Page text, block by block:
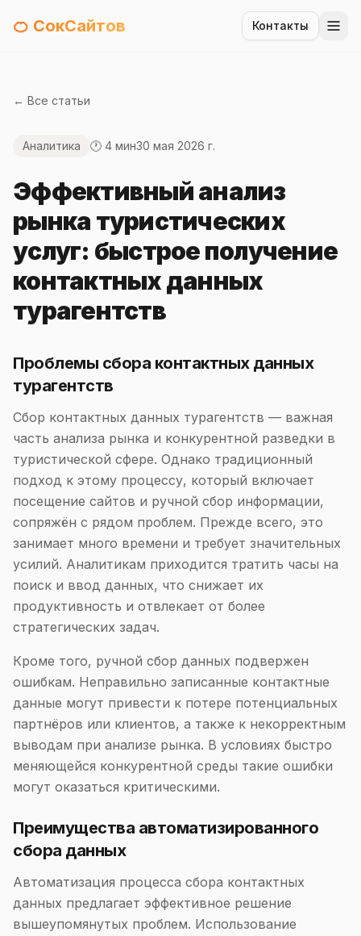
🍊 СокСайтов Контакты
← Все статьи
Аналитика 🕐 4 мин30 мая 2026 г.
Эффективный анализ
рынка туристических
услуг: быстрое получение
контактных данных
турагентств
Проблемы сбора контактных данных
турагентств
Сбор контактных данных турагентств — важная
часть анализа рынка и конкурентной разведки в
туристической сфере. Однако традиционный
подход к этому процессу, который включает
посещение сайтов и ручной сбор информации,
сопряжён с рядом проблем. Прежде всего, это
занимает много времени и требует значительных
усилий. Аналитикам приходится тратить часы на
поиск и ввод данных, что снижает их
продуктивность и отвлекает от более
стратегических задач.
Кроме того, ручной сбор данных подвержен
ошибкам. Неправильно записанные контактные
данные могут привести к потере потенциальных
партнёров или клиентов, а также к некорректным
выводам при анализе рынка. В условиях быстро
меняющейся конкурентной среды такие ошибки
могут оказаться критическими.
Преимущества автоматизированного
сбора данных
Автоматизация процесса сбора контактных
данных предлагает эффективное решение
вышеупомянутых проблем. Использование